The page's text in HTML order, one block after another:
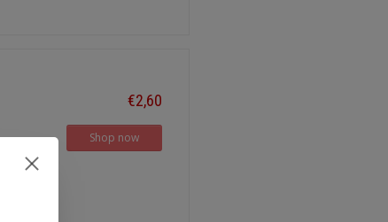
€2,60
Shop now